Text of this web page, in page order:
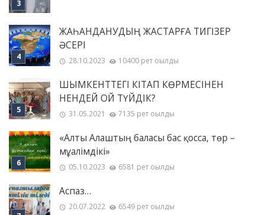
ЖАҺАНДАНУДЫҢ ЖАСТАРҒА ТИГІЗЕР
ӘСЕРІ
28.10.2023 10400 рет оқылды
ШЫМКЕНТТЕГІ КІТАП КӨРМЕСІНЕН
НЕНДЕЙ ОЙ ТҮЙДІК?
31.05.2021 7135 рет оқылды
«Алты Алаштың баласы бас қосса, төр –
мұғалімдікі»
05.10.2023 6581 рет оқылды
Аспаз…
20.07.2022 6549 рет оқылды